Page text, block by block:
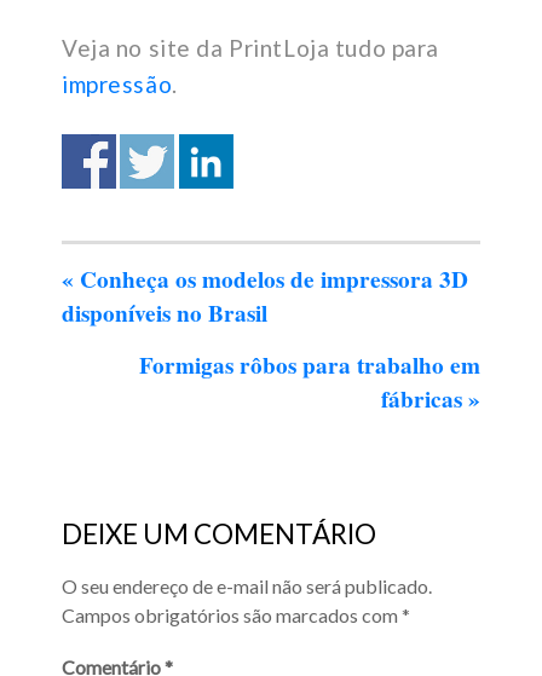
Veja no site da PrintLoja tudo para
impressão
« Conheça os modelos de impressora 3D
disponíveis no Brasil
Formigas rôbos para trabalho em
fábricas»
DEIXE UM COMENTÁRIO
O seu endereço de e-mail não será publicado.
Campos obrigatórios são marcados com *
Comentário*